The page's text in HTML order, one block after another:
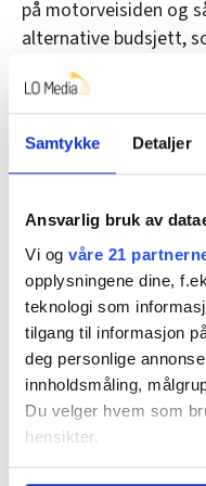
Samtykke Detaljer
Ansvarlig bruk av
Vi og våre 21
opplysningene dine,
teknologi som
tilgang til informasjon
deg personlige
innholdsmåling,
Du velger hvem som
hensikter.
på motorveisiden og
alternative budsjett,
du se at vi balanserer
(©NTB)
Arbeiderpartiet
Del artikkel